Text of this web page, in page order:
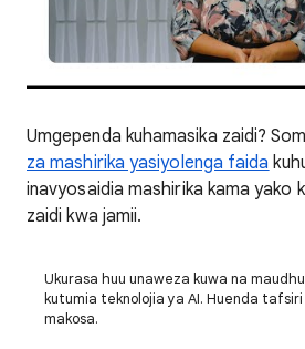
Umgependa kuhamasika zaidi?
za mashirika yasiyolenga faida
inavyosaidia mashirika kama yako
zaidi kwa jamii.
Ukurasa huu unaweza kuwa na
kutumia teknolojia ya AI. Huenda tafsiri
makosa.